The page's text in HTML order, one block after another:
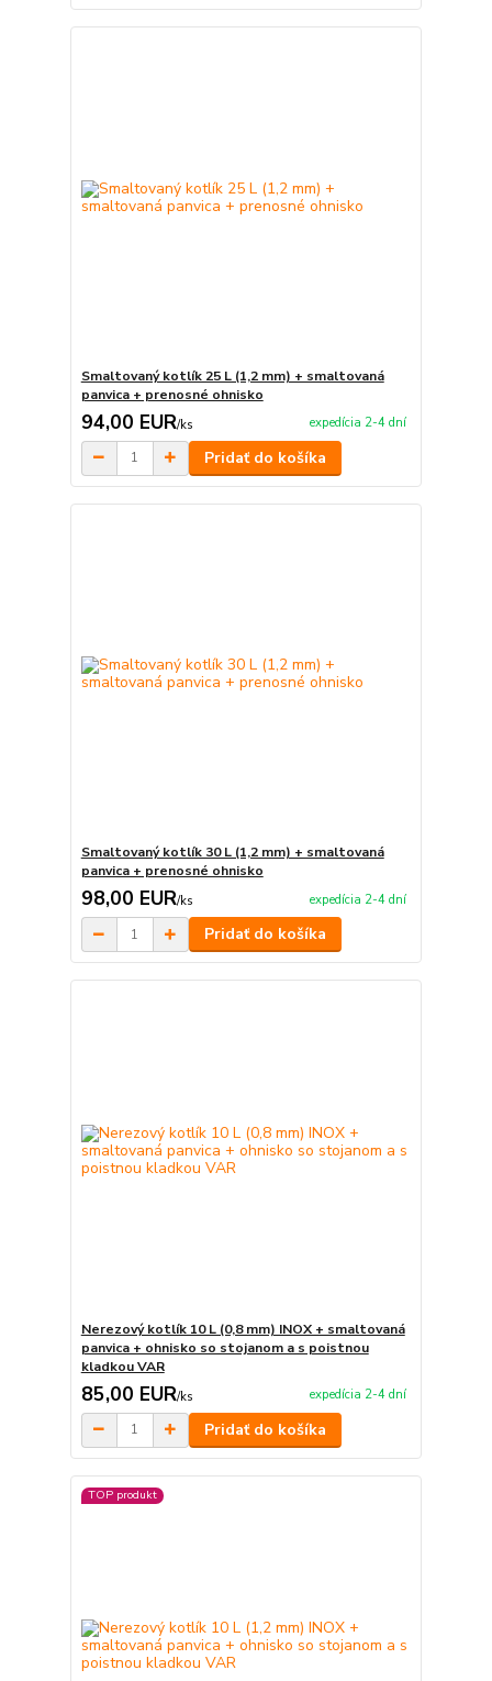
Smaltovaný kotlík 25 L (1,2 mm) + smaltovaná
panvica + prenosné ohnisko
94,00 EUR/ks expedícia 2-4 dní
Pridať do košíka
Smaltovaný kotlík 30 L (1,2 mm) + smaltovaná
panvica + prenosné ohnisko
98,00 EUR/ks expedícia 2-4 dní
Pridať do košíka
Nerezový kotlík 10 L (0,8 mm) INOX + smaltovaná
panvica + ohnisko so stojanom a s poistnou
kladkou VAR
85,00 EUR/ks expedícia 2-4 dní
Pridať do košíka
TOP produkt